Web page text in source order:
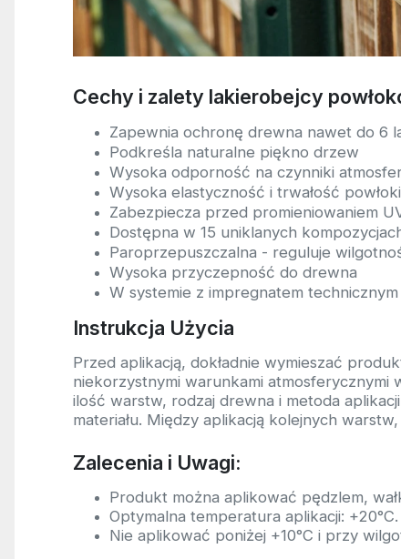
Cechy i zalety lakierobejcy
Zapewnia ochronę drewna nawet do 6
Podkreśla naturalne piękno drzew
Wysoka odporność na czynniki
Wysoka elastyczność i trwałość powłoki
Zabezpiecza przed promieniowaniem
Dostępna w 15 uniklanych
Paroprzepuszczalna - reguluje
Wysoka przyczepność do drewna
W systemie z impregnatem
Instrukcja Użycia
Przed aplikacją, dokładnie wymieszać
niekorzystnymi warunkami
ilość warstw, rodzaj drewna i metoda
materiału. Między aplikacją kolejnych
Zalecenia i Uwagi:
Produkt można aplikować pędzlem,
Optymalna temperatura aplikacji:
Nie aplikować poniżej +10°C i przy